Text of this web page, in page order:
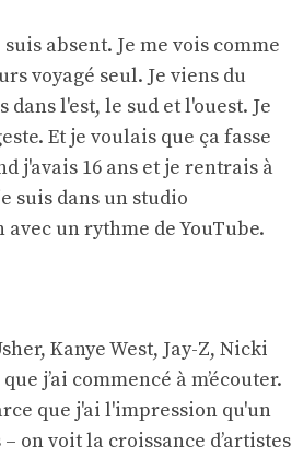
absent. Je me vois comme
voyagé seul. Je viens du
l'est, le sud et l'ouest. Je
Et je voulais que ça fasse
j'avais 16 ans et je rentrais à
suis dans un studio
un rythme de YouTube.
Kanye West, Jay-Z, Nicki
j’ai commencé à m’écouter.
que j'ai l'impression qu'un
on voit la croissance d’artistes